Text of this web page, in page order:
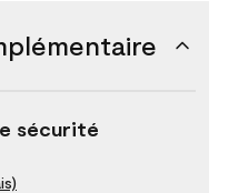
sécurité